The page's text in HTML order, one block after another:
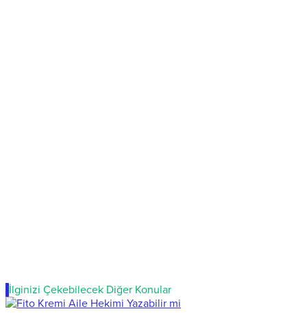
İlginizi Çekebilecek Diğer Konular